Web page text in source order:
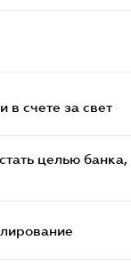
в счете за свет
целью